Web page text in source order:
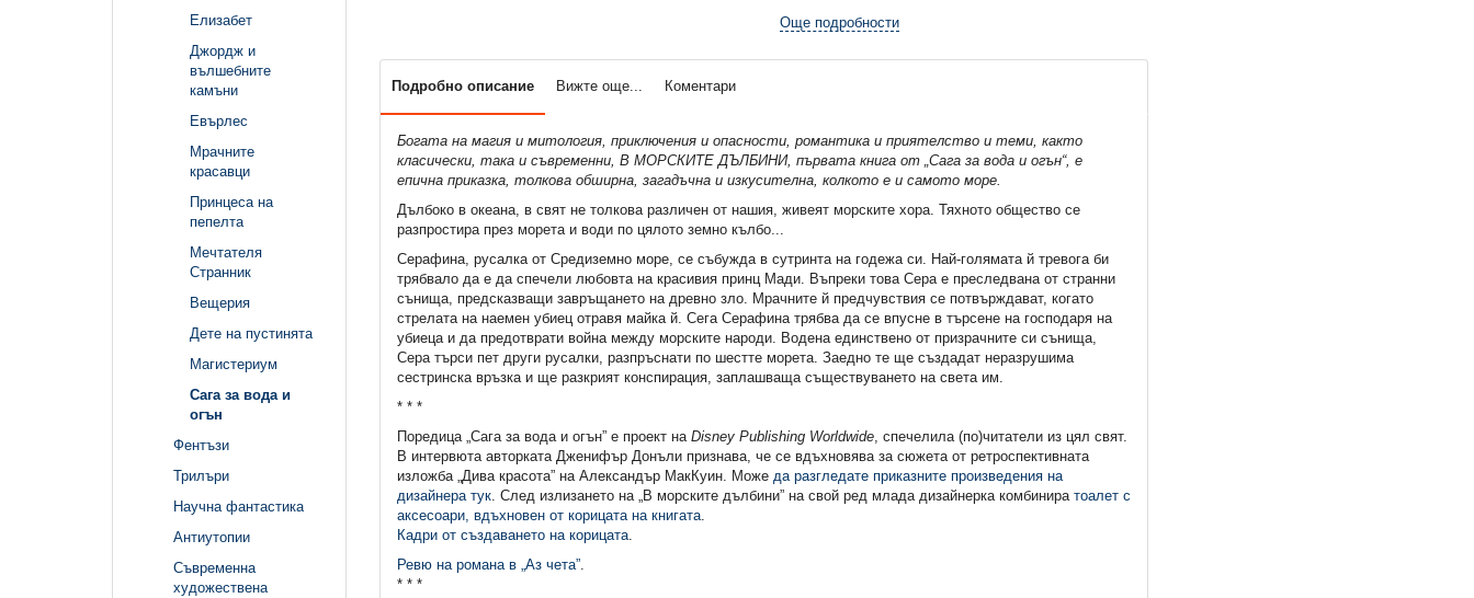
Елизабет
Джордж и
вълшебните
камъни
Евърлес
Мрачните
красавци
Принцеса на
пепелта
Мечтателя
Странник
Вещерия
Дете на пустинята
Магистериум
Сага за вода и
огън
Фентъзи
Трилъри
Научна фантастика
Антиутопии
Съвременна
художествена
Още подробности
Подробно описание Вижте още... Коментари
Богата на магия и митология, приключения и опасности, романтика и приятелство и теми, както
класически, така и съвременни, В МОРСКИТЕ ДЪЛБИНИ, първата книга от „Сага за вода и огън“, е
епична приказка, толкова обширна, загадъчна и изкусителна, колкото е и самото море.
Дълбоко в океана, в свят не толкова различен от нашия, живеят морските хора. Тяхното общество се
разпростира през морета и води по цялото земно кълбо...
Серафина, русалка от Средиземно море, се събужда в сутринта на годежа си. Най-голямата й тревога би
трябвало да е да спечели любовта на красивия принц Мади. Въпреки това Сера е преследвана от странни
сънища, предсказващи завръщането на древно зло. Мрачните й предчувствия се потвърждават, когато
стрелата на наемен убиец отравя майка й. Сега Серафина трябва да се впусне в търсене на господаря на
убиеца и да предотврати война между морските народи. Водена единствено от призрачните си сънища,
Сера търси пет други русалки, разпръснати по шестте морета. Заедно те ще създадат неразрушима
сестринска връзка и ще разкрият конспирация, заплашваща съществуването на света им.
* * *
Поредица „Сага за вода и огън” е проект на Disney Publishing Worldwide, спечелила (по)читатели из цял свят.
В интервюта авторката Дженифър Донъли признава, че се вдъхновява за сюжета от ретроспективната
изложба „Дива красота” на Александър МакКуин. Може да разгледате приказните произведения на
дизайнера тук. След излизането на „В морските дълбини” на свой ред млада дизайнерка комбинира тоалет с
аксесоари, вдъхновен от корицата на книгата.
Кадри от създаването на корицата.
Ревю на романа в „Аз чета”.
* * *